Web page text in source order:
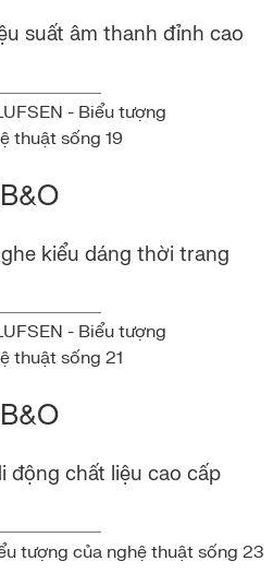
suất âm thanh đỉnh cao
B&O
kiểu dáng thời trang
B&O
động chất liệu cao cấp